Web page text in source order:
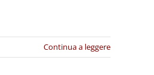
Continua a leggere